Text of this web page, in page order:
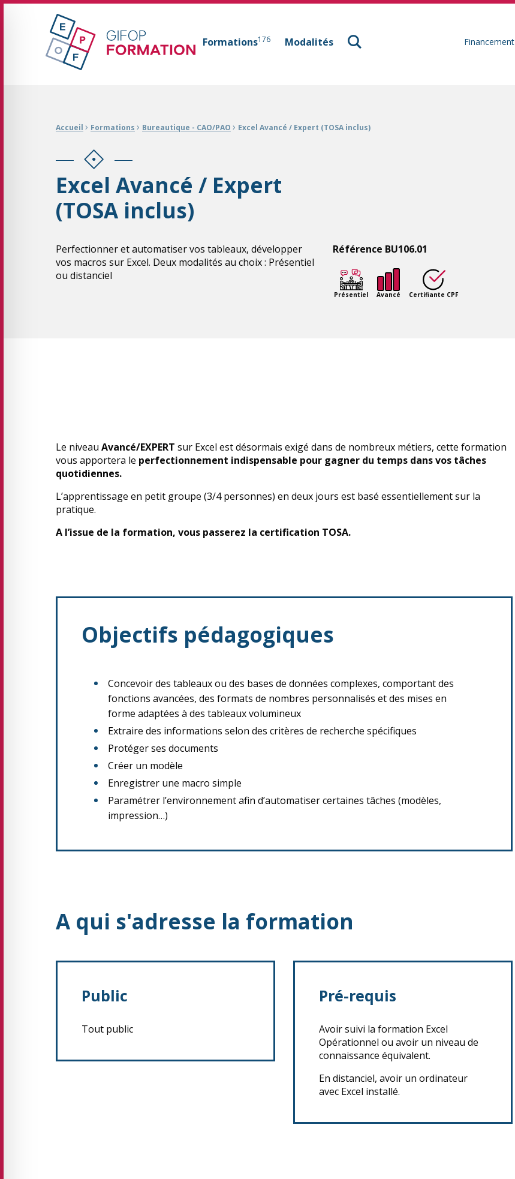
GIFOP Formation Centre de formation continue à Mulhouse
Formations176 Modalités Financement
Fil d'Ariane :
Accueil › Formations › Bureautique - CAO/PAO › Excel Avancé / Expert (TOSA inclus)
Excel Avancé / Expert
(TOSA inclus)
Perfectionner et automatiser vos tableaux, développer
vos macros sur Excel. Deux modalités au choix : Présentiel
ou distanciel
Référence BU106.01
Présentiel Avancé Certifiante CPF
Le niveau Avancé/EXPERT sur Excel est désormais exigé dans de nombreux métiers, cette formation
vous apportera le perfectionnement indispensable pour gagner du temps dans vos tâches
quotidiennes.
L’apprentissage en petit groupe (3/4 personnes) en deux jours est basé essentiellement sur la
pratique.
A l’issue de la formation, vous passerez la certification TOSA.
Objectifs pédagogiques
Concevoir des tableaux ou des bases de données complexes, comportant des
fonctions avancées, des formats de nombres personnalisés et des mises en
forme adaptées à des tableaux volumineux
Extraire des informations selon des critères de recherche spécifiques
Protéger ses documents
Créer un modèle
Enregistrer une macro simple
Paramétrer l’environnement afin d’automatiser certaines tâches (modèles,
impression…)
A qui s'adresse la formation
Public
Tout public
Pré-requis
Avoir suivi la formation Excel
Opérationnel ou avoir un niveau de
connaissance équivalent.
En distanciel, avoir un ordinateur
avec Excel installé.